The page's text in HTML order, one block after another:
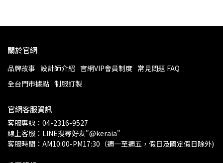
關於官網
品牌故事 設計師介紹 官網VIP會員制度 常見問題 FAQ
全台門市據點 制服訂製
官網客服資訊
客服專線：04-2316-9527
線上客服：LINE搜尋好友"@keraia"
客服時間：AM10:00-PM17:30（週一至週五，假日及國定假日除外)